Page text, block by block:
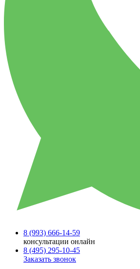
8 (993) 666-14-59
консультации онлайн
8 (495) 295-10-45
Заказать звонок